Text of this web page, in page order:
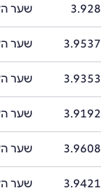
3.928 שער הלירה
3.9537 שער הלירה
3.9353 שער הלירה
3.9192 שער הלירה
3.9608 שער הלירה
3.9421 שער הלירה